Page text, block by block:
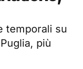
temporali su
più